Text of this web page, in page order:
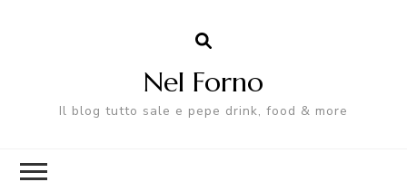
Nel Forno
Il blog tutto sale e pepe drink, food & more